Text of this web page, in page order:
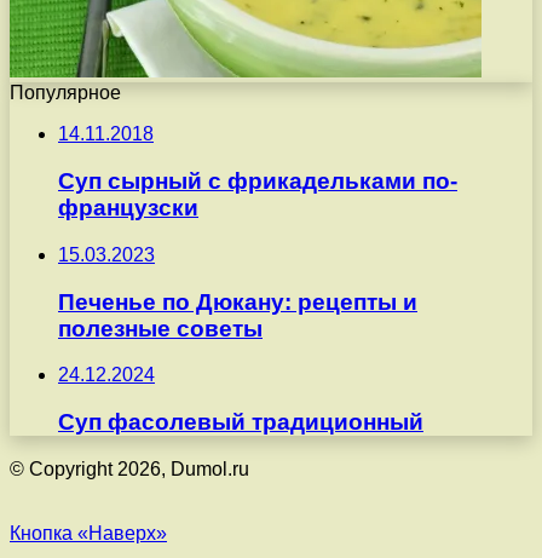
Популярное
14.11.2018
Суп сырный с фрикадельками по-
французски
15.03.2023
Печенье по Дюкану: рецепты и
полезные советы
24.12.2024
Суп фасолевый традиционный
© Copyright 2026, Dumol.ru
Кнопка «Наверх»